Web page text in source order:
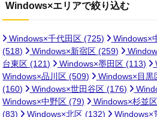
Windows×エリアで絞り込む
Windows×千代田区(725) Windows×
(518)
Windows×新宿区(259)
台東区(121) Windows×墨田区(113)
Windows×品川区(509) Windows×目
(160)
Windows×世田谷区(176)
Windows×中野区(79) Windows×杉並
(83)
Windows×北区(132) Windows×